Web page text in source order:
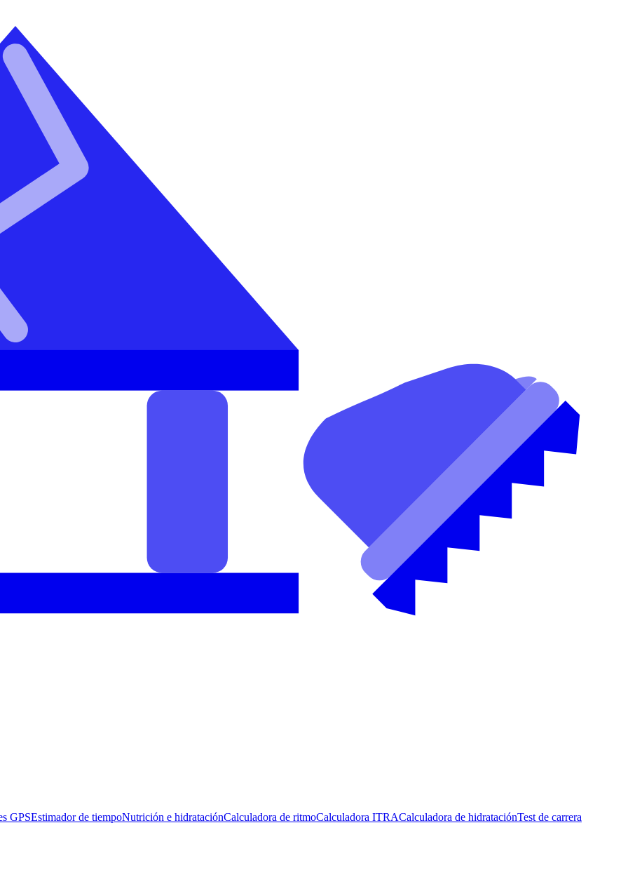
GPSEstimador de tiempoNutrición e hidrataciónCalculadora de ritmoCalculadora ITRACalculadora de hidrataciónTest de carrera